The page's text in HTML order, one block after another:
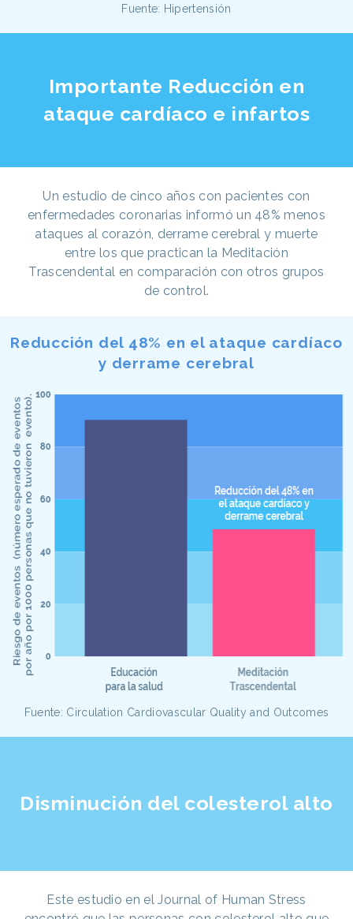
Fuente: Hipertensión
Reducción del 48% en el ataque cardíaco
y derrame cerebral
Fuente: Circulation Cardiovascular Quality and Outcomes
Importante Reducción en
ataque cardíaco e infartos
Un estudio de cinco años con pacientes con
enfermedades coronarias informó un 48% menos
ataques al corazón, derrame cerebral y muerte
entre los que practican la Meditación
Trascendental en comparación con otros grupos
de control.
Disminución del colesterol alto
Este estudio en el Journal of Human Stress